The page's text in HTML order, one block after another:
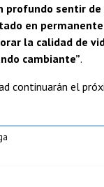
profundo sentir
en
la calidad de
cambiante”.
continuarán el